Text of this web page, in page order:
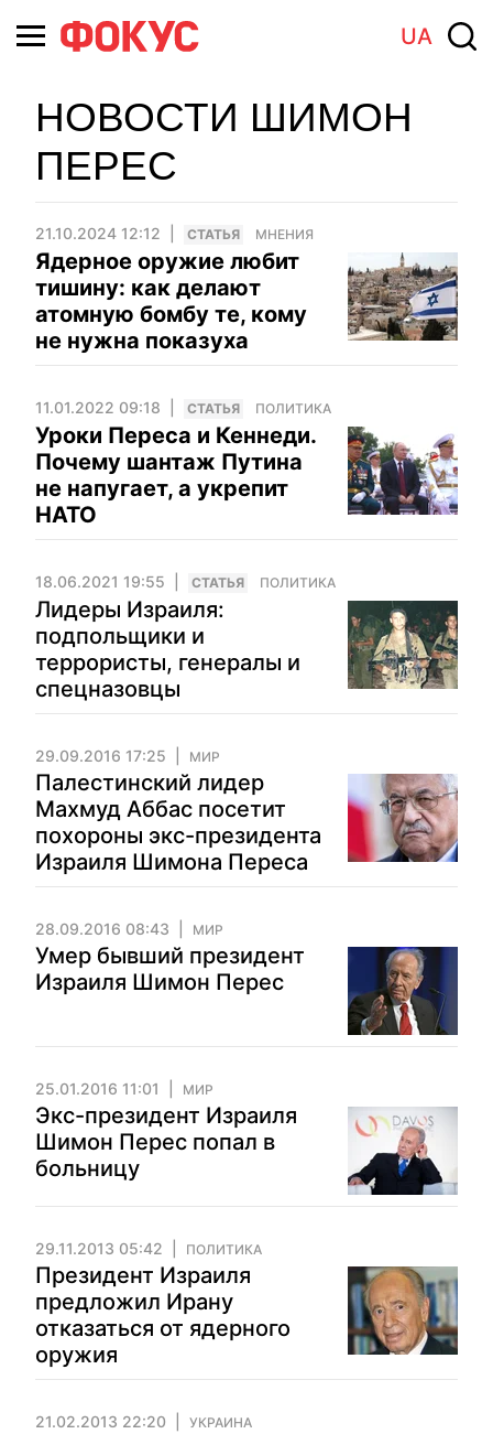
UA
НОВОСТИ ШИМОН
ПЕРЕС
21.10.2024 12:12 CТАТЬЯ МНЕНИЯ
Ядерное оружие любит
тишину: как делают
атомную бомбу те, кому
не нужна показуха
11.01.2022 09:18 CТАТЬЯ ПОЛИТИКА
Уроки Переса и Кеннеди.
Почему шантаж Путина
не напугает, а укрепит
НАТО
18.06.2021 19:55 CТАТЬЯ ПОЛИТИКА
Лидеры Израиля:
подпольщики и
террористы, генералы и
спецназовцы
29.09.2016 17:25 МИР
Палестинский лидер
Махмуд Аббас посетит
похороны экс-президента
Израиля Шимона Переса
28.09.2016 08:43 МИР
Умер бывший президент
Израиля Шимон Перес
25.01.2016 11:01 МИР
Экс-президент Израиля
Шимон Перес попал в
больницу
29.11.2013 05:42 ПОЛИТИКА
Президент Израиля
предложил Ирану
отказаться от ядерного
оружия
21.02.2013 22:20 УКРАИНА